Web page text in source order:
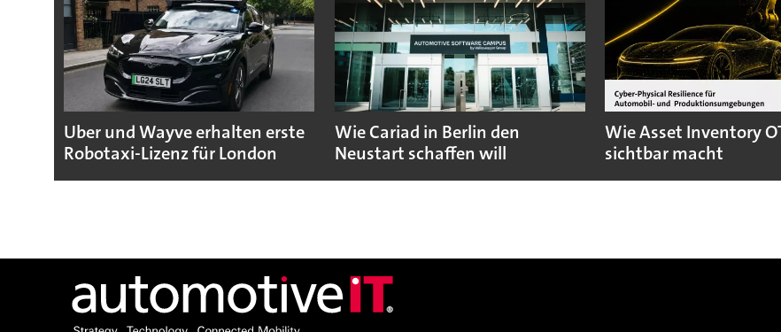
Uber und Wayve erhalten erste
Robotaxi-Lizenz für London
Wie Cariad in Berlin den
Neustart schaffen will
Wie Asset Inventory
sichtbar macht